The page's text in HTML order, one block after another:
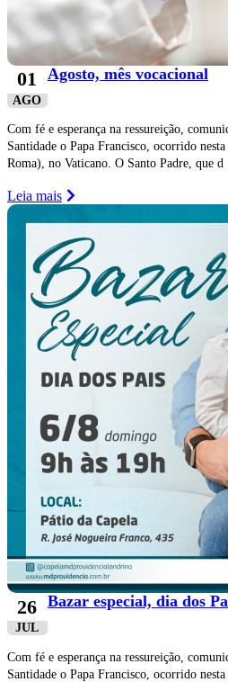
01
AGO
Agosto, mês vocacional
Com fé e esperança na ressureição,
Santidade o Papa Francisco, ocorrido
Roma), no Vaticano. O Santo Padre, que d
Leia mais
26
JUL
Bazar especial, dia dos
Com fé e esperança na ressureição,
Santidade o Papa Francisco, ocorrido